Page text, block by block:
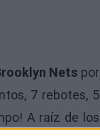
Nets por
7 rebotes, 5
A raíz de los